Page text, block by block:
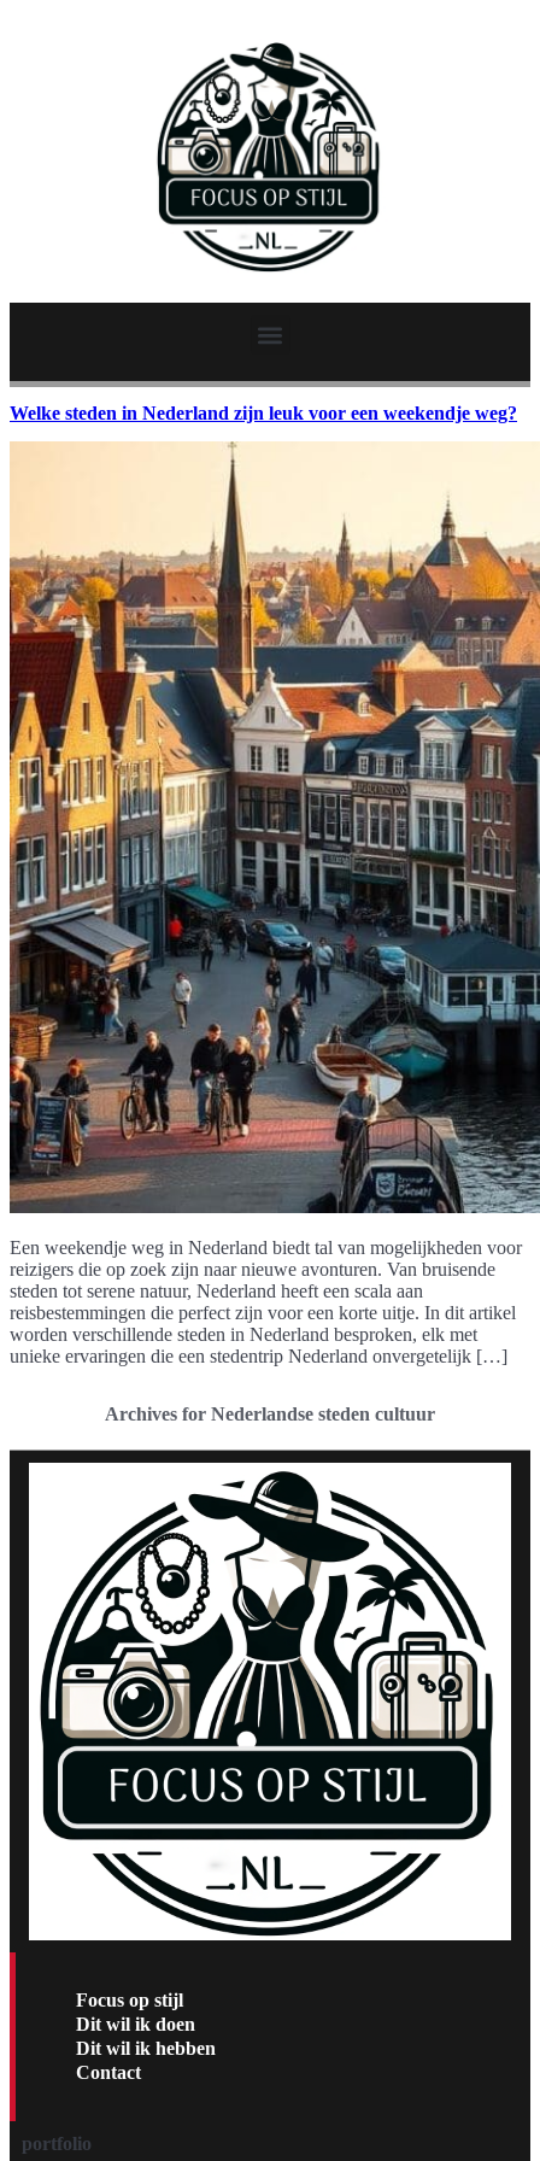
Welke steden in Nederland zijn leuk voor een weekendje weg?
Een weekendje weg in Nederland biedt tal van mogelijkheden voor
reizigers die op zoek zijn naar nieuwe avonturen. Van bruisende
steden tot serene natuur, Nederland heeft een scala aan
reisbestemmingen die perfect zijn voor een korte uitje. In dit artikel
worden verschillende steden in Nederland besproken, elk met
unieke ervaringen die een stedentrip Nederland onvergetelijk […]
Archives for Nederlandse steden cultuur
Focus op stijl
Dit wil ik doen
Dit wil ik hebben
Contact
portfolio